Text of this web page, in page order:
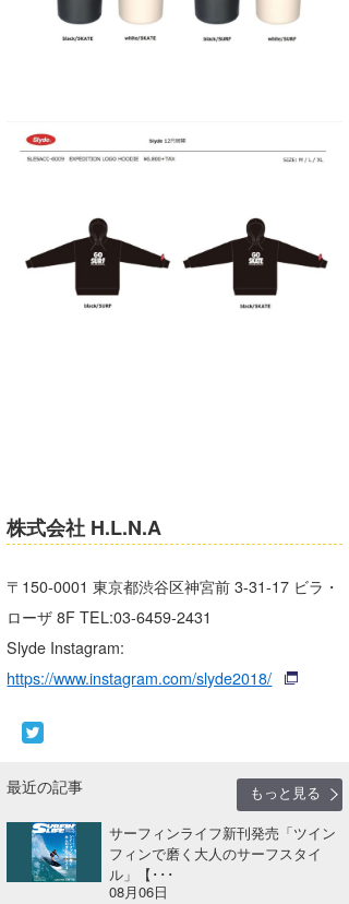
株式会社 H.L.N.A
〒150-0001 東京都渋谷区神宮前 3-31-17 ビラ・
ローザ 8F TEL:03-6459-2431
Slyde Instagram:
https://www.instagram.com/slyde2018/
最近の記事
もっと見る
サーフィンライフ新刊発売「ツイン
フィンで磨く大人のサーフスタイ
ル」【･･･
08月06日